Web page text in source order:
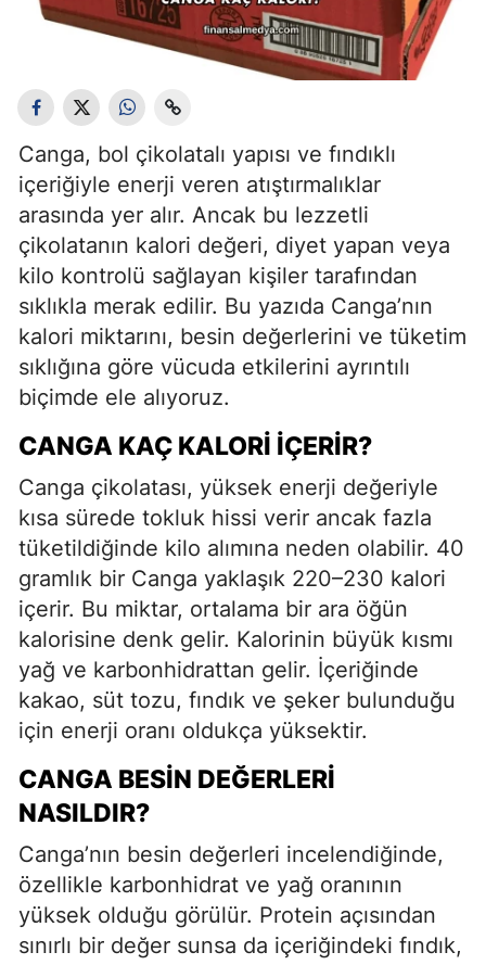
Canga, bol çikolatalı yapısı ve fındıklı
içeriğiyle enerji veren atıştırmalıklar
arasında yer alır. Ancak bu lezzetli
çikolatanın kalori değeri, diyet yapan veya
kilo kontrolü sağlayan kişiler tarafından
sıklıkla merak edilir. Bu yazıda Canga’nın
kalori miktarını, besin değerlerini ve tüketim
sıklığına göre vücuda etkilerini ayrıntılı
biçimde ele alıyoruz.
CANGA KAÇ KALORI İÇERIR?
Canga çikolatası, yüksek enerji değeriyle
kısa sürede tokluk hissi verir ancak fazla
tüketildiğinde kilo alımına neden olabilir. 40
gramlık bir Canga yaklaşık 220–230 kalori
içerir. Bu miktar, ortalama bir ara öğün
kalorisine denk gelir. Kalorinin büyük kısmı
yağ ve karbonhidrattan gelir. İçeriğinde
kakao, süt tozu, fındık ve şeker bulunduğu
için enerji oranı oldukça yüksektir.
CANGA BESIN DEĞERLERI
NASILDIR?
Canga’nın besin değerleri incelendiğinde,
özellikle karbonhidrat ve yağ oranının
yüksek olduğu görülür. Protein açısından
sınırlı bir değer sunsa da içeriğindeki fındık,